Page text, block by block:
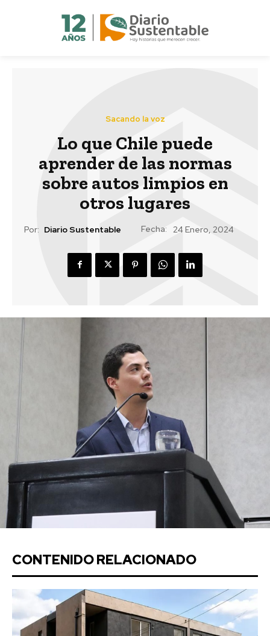
Sacando la voz
Lo que Chile puede
aprender de las normas
sobre autos limpios en
otros lugares
Por: Diario Sustentable Fecha: 24 Enero, 2024
CONTENIDO RELACIONADO